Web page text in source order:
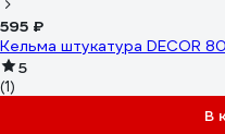
595 ₽
Кельма штукатура DЕCOR
5
(1)
В